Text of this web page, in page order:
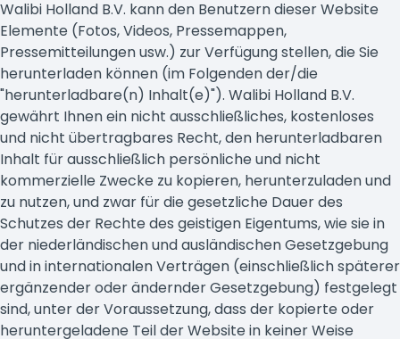
Walibi Holland B.V. kann den Benutzern dieser Website
Elemente (Fotos, Videos, Pressemappen,
Pressemitteilungen usw.) zur Verfügung stellen, die Sie
herunterladen können (im Folgenden der/die
"herunterladbare(n) Inhalt(e)"). Walibi Holland B.V.
gewährt Ihnen ein nicht ausschließliches, kostenloses
und nicht übertragbares Recht, den herunterladbaren
Inhalt für ausschließlich persönliche und nicht
kommerzielle Zwecke zu kopieren, herunterzuladen und
zu nutzen, und zwar für die gesetzliche Dauer des
Schutzes der Rechte des geistigen Eigentums, wie sie in
der niederländischen und ausländischen Gesetzgebung
und in internationalen Verträgen (einschließlich späterer
ergänzender oder ändernder Gesetzgebung) festgelegt
sind, unter der Voraussetzung, dass der kopierte oder
heruntergeladene Teil der Website in keiner Weise